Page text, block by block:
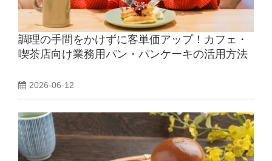
調理の手間をかけずに客単価アップ！カフェ・
喫茶店向け業務用パン・パンケーキの活用方法
2026-06-12